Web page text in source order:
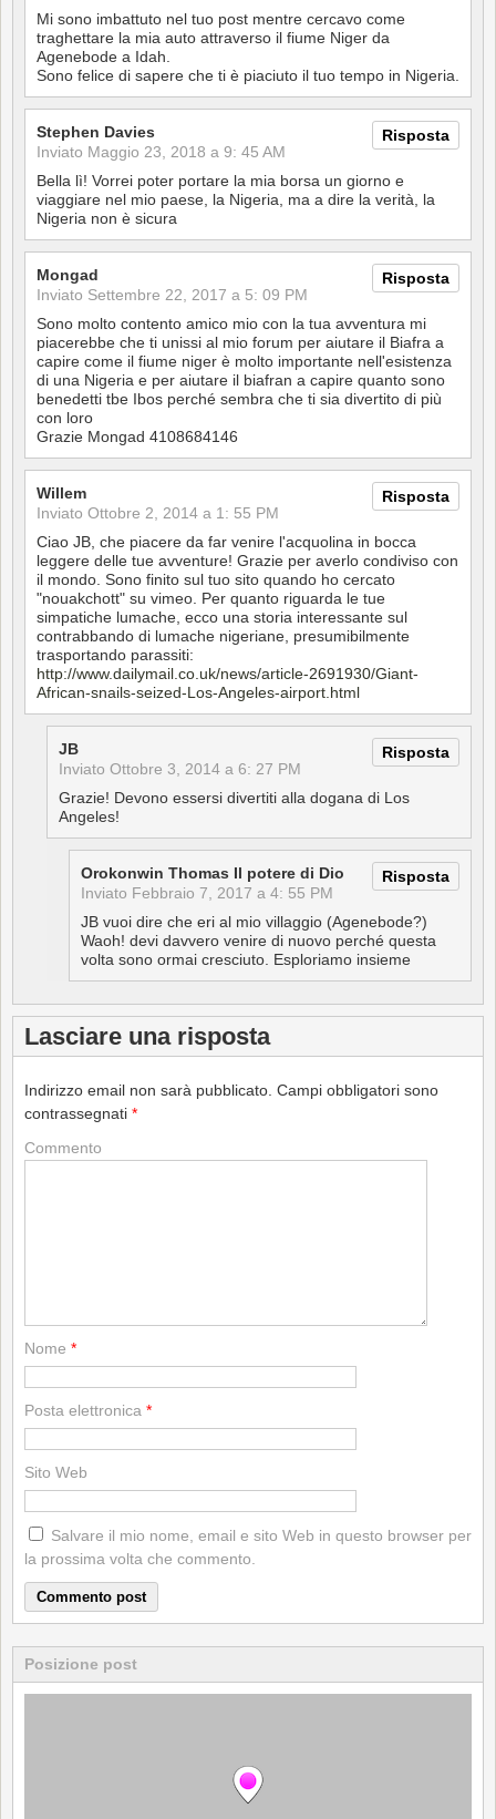
Mi sono imbattuto nel tuo post mentre cercavo come
traghettare la mia auto attraverso il fiume Niger da
Agenebode a Idah.
Sono felice di sapere che ti è piaciuto il tuo tempo in Nigeria.
Risposta
Stephen Davies
Inviato Maggio 23, 2018 a 9: 45 AM
Bella lì! Vorrei poter portare la mia borsa un giorno e
viaggiare nel mio paese, la Nigeria, ma a dire la verità, la
Nigeria non è sicura
Risposta
Mongad
Inviato Settembre 22, 2017 a 5: 09 PM
Sono molto contento amico mio con la tua avventura mi
piacerebbe che ti unissi al mio forum per aiutare il Biafra a
capire come il fiume niger è molto importante nell'esistenza
di una Nigeria e per aiutare il biafran a capire quanto sono
benedetti tbe Ibos perché sembra che ti sia divertito di più
con loro
Grazie Mongad 4108684146
Risposta
Willem
Inviato Ottobre 2, 2014 a 1: 55 PM
Ciao JB, che piacere da far venire l'acquolina in bocca
leggere delle tue avventure! Grazie per averlo condiviso con
il mondo. Sono finito sul tuo sito quando ho cercato
"nouakchott" su vimeo. Per quanto riguarda le tue
simpatiche lumache, ecco una storia interessante sul
contrabbando di lumache nigeriane, presumibilmente
trasportando parassiti:
http://www.dailymail.co.uk/news/article-2691930/Giant-
African-snails-seized-Los-Angeles-airport.html
Risposta
JB
Inviato Ottobre 3, 2014 a 6: 27 PM
Grazie! Devono essersi divertiti alla dogana di Los
Angeles!
Risposta
Orokonwin Thomas Il potere di Dio
Inviato Febbraio 7, 2017 a 4: 55 PM
JB vuoi dire che eri al mio villaggio (Agenebode?)
Waoh! devi davvero venire di nuovo perché questa
volta sono ormai cresciuto. Esploriamo insieme
Lasciare una risposta
Indirizzo email non sarà pubblicato. Campi obbligatori sono
contrassegnati *
Commento
Nome *
Posta elettronica *
Sito Web
Salvare il mio nome, email e sito Web in questo browser per
la prossima volta che commento.
Posizione post